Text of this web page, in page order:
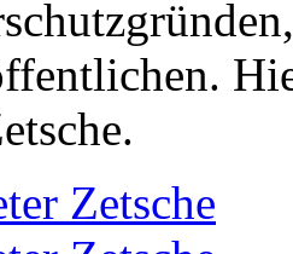
Zetsche